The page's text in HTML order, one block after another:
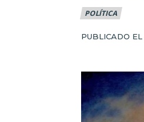
POLÍTICA
PUBLICADO EL